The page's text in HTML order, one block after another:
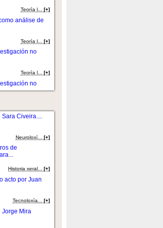
Teoría l...[+]
análise de
Teoría l...[+]
no
Teoría l...[+]
no
análise de
Teoría l...[+]
Civeira....
Neuroloxí...[+]
de
Historia xeral... [+]
acto por Juan
Tecnoloxí­a...[+]
Jorge Mira